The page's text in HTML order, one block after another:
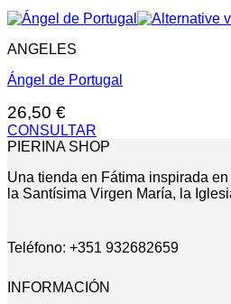
ANGELES
Ángel de Portugal
26,50 €
CONSULTAR
PIERINA SHOP
Una tienda en Fátima inspirada
la Santísima Virgen María, la
Teléfono: +351 932682659
INFORMACIÓN